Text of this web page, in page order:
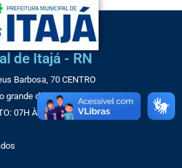
de Itajá - RN
Barbosa, 70 CENTRO
grande do Norte
07H ÀS 13H